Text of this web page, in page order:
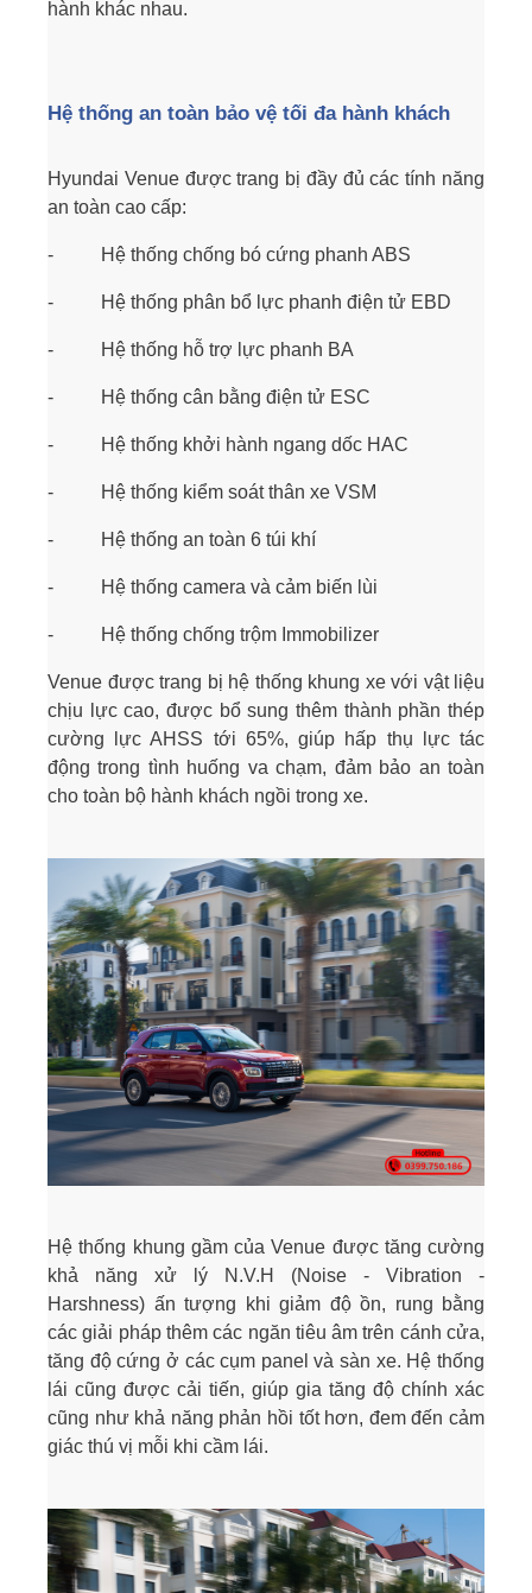
hành khác nhau.
Hệ thống an toàn bảo vệ tối đa hành khách
Hyundai Venue được trang bị đầy đủ các tính năng
an toàn cao cấp:
- Hệ thống chống bó cứng phanh ABS
- Hệ thống phân bổ lực phanh điện tử EBD
- Hệ thống hỗ trợ lực phanh BA
- Hệ thống cân bằng điện tử ESC
- Hệ thống khởi hành ngang dốc HAC
- Hệ thống kiểm soát thân xe VSM
- Hệ thống an toàn 6 túi khí
- Hệ thống camera và cảm biến lùi
- Hệ thống chống trộm Immobilizer
Venue được trang bị hệ thống khung xe với vật liệu
chịu lực cao, được bổ sung thêm thành phần thép
cường lực AHSS tới 65%, giúp hấp thụ lực tác
động trong tình huống va chạm, đảm bảo an toàn
cho toàn bộ hành khách ngồi trong xe.
Hệ thống khung gầm của Venue được tăng cường
khả năng xử lý N.V.H (Noise - Vibration -
Harshness) ấn tượng khi giảm độ ồn, rung bằng
các giải pháp thêm các ngăn tiêu âm trên cánh cửa,
tăng độ cứng ở các cụm panel và sàn xe. Hệ thống
lái cũng được cải tiến, giúp gia tăng độ chính xác
cũng như khả năng phản hồi tốt hơn, đem đến cảm
giác thú vị mỗi khi cầm lái.